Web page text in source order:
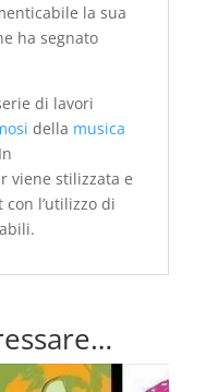
la sua
ha segnato
di lavori
della musica
viene stilizzata e
l’utilizzo di